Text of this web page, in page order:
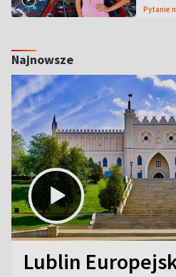
Pytanie
Najnowsze
Lublin